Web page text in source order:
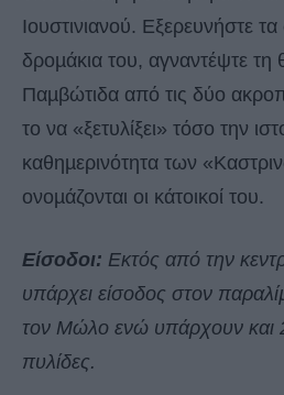
Ιουστινιανού. Εξερευνήστε
δροµάκια του, αγναντέψτε τη
Παµβώτιδα από τις δύο
το να «ξετυλίξει» τόσο την
καθηµερινότητα των
ονοµάζονται οι κάτοικοί του.
Είσοδοι: Εκτός από την
υπάρχει είσοδος στον
τον Μώλο ενώ υπάρχουν και
πυλίδες.